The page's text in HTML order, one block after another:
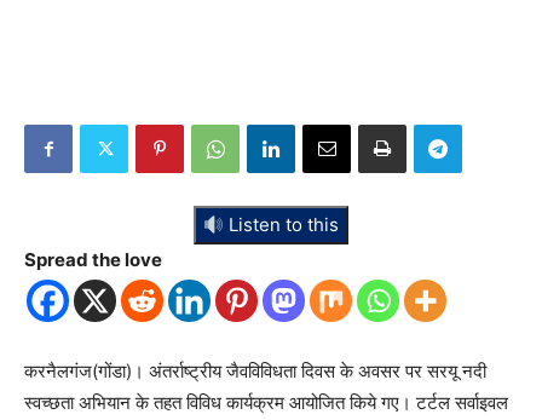
Listen to this
Spread the love
करनैलगंज(गोंडा)। अंतर्राष्ट्रीय जैवविविधता दिवस के अवसर पर सरयू नदी
स्वच्छता अभियान के तहत विविध कार्यक्रम आयोजित किये गए। टर्टल सर्वाइवल